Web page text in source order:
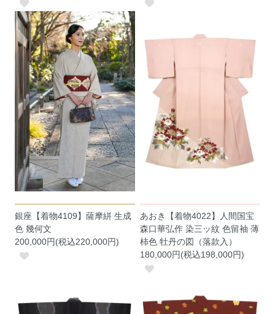
銀座【着物4109】薩摩絣 生成
色 幾何文
200,000円(税込220,000円)
あおき【着物4022】人間国宝
森口華弘作 染三ッ紋 色留袖 薄
柿色 牡丹の図（落款入）
180,000円(税込198,000円)